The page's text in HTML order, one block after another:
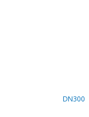
DN300